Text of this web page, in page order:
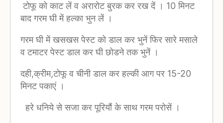
टोफू को काट लें व अरारोट बुरक कर रख दें । 10 मिनट
बाद गरम घी में हल्का भुन लें ।
गरम घी में खसखस पेस्ट को डाल कर भुनें फिर सारे मसाले
व टमाटर पेस्ट डाल कर घी छोडने तक भुनें ।
दही,क्रीम,टोफू व चीनी डाल कर हल्की आग पर 15-20
मिनट पकाएं ।
हरे धनिये से सजा कर पूरियौं के साथ गरम परोसें ।